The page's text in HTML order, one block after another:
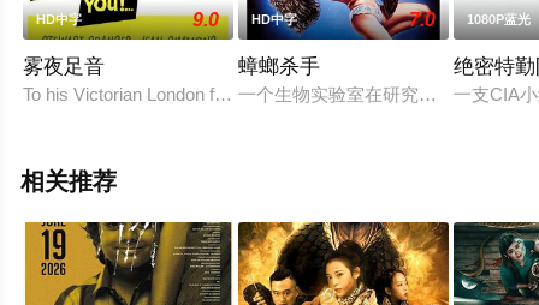
HD中字 9.0
雾夜足音
To his Victorian London friends, Stephen Lowry is a
HD中字 7.0
蟑螂杀手
一个生物实验室在研究和制造一只能
1080P蓝光
绝密特
一支CIA
相关推荐